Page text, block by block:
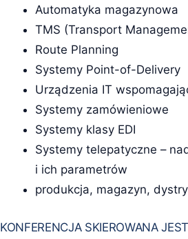
Automatyka magazynowa
TMS (Transport
Route Planning
Systemy Point-of-Delivery
Urządzenia IT
Systemy zamówieniowe
Systemy klasy EDI
Systemy telepatyczne –
i ich parametrów
produkcja, magazyn,
KONFERENCJA SKIEROWANA